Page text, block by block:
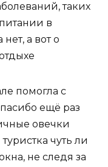
таких
в
а вот о
помогла с
ещё раз
овечки
чуть ли
не следя за